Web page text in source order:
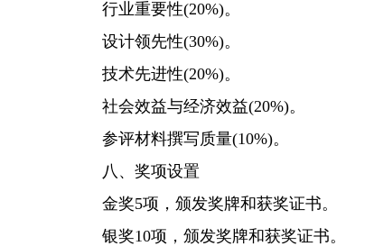
行业重要性(20%)。
设计领先性(30%)。
技术先进性(20%)。
社会效益与经济效益(20%)。
参评材料撰写质量(10%)。
八、奖项设置
金奖5项，颁发奖牌和获奖证书。
银奖10项，颁发奖牌和获奖证书。